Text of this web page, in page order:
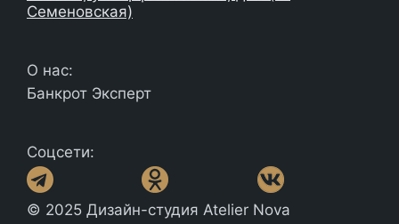
Семеновская)
О нас:
Банкрот Эксперт
Соцсети:
© 2025 Дизайн-студия Atelier Nova